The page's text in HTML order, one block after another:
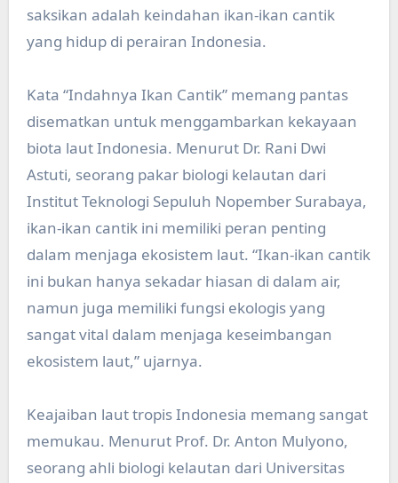
saksikan adalah keindahan ikan-ikan cantik
yang hidup di perairan Indonesia.
Kata “Indahnya Ikan Cantik” memang pantas
disematkan untuk menggambarkan kekayaan
biota laut Indonesia. Menurut Dr. Rani Dwi
Astuti, seorang pakar biologi kelautan dari
Institut Teknologi Sepuluh Nopember Surabaya,
ikan-ikan cantik ini memiliki peran penting
dalam menjaga ekosistem laut. “Ikan-ikan cantik
ini bukan hanya sekadar hiasan di dalam air,
namun juga memiliki fungsi ekologis yang
sangat vital dalam menjaga keseimbangan
ekosistem laut,” ujarnya.
Keajaiban laut tropis Indonesia memang sangat
memukau. Menurut Prof. Dr. Anton Mulyono,
seorang ahli biologi kelautan dari Universitas